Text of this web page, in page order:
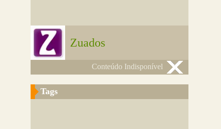
Zuados
Conteúdo Indisponível
Tags